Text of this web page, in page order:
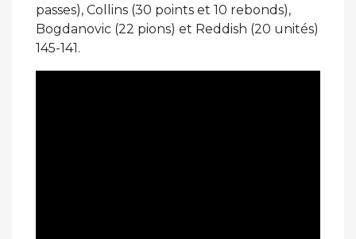
passes), Collins (30 points et 10 rebonds),
Bogdanovic (22 pions) et Reddish (20 unités)
145-141.